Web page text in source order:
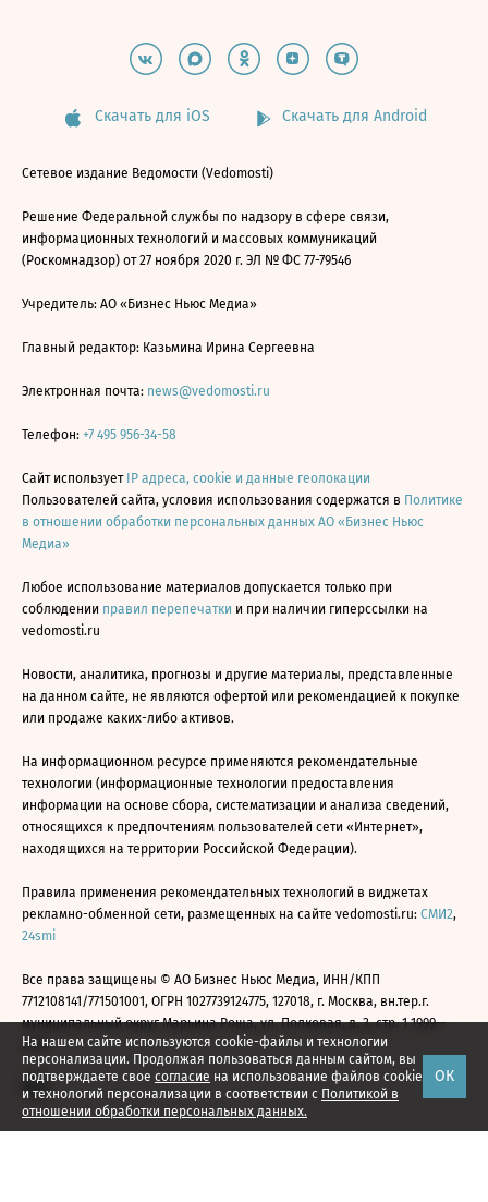
На нашем сайте используются cookie-файлы и технологии
персонализации. Продолжая пользоваться данным сайтом, вы
подтверждаете свое согласие на использование файлов cookie
и технологий персонализации в соответствии с Политикой в
отношении обработки персональных данных.
ОК
Скачать для iOS Скачать для Android
Сетевое издание Ведомости (Vedomosti)
Решение Федеральной службы по надзору в сфере связи,
информационных технологий и массовых коммуникаций
(Роскомнадзор) от 27 ноября 2020 г. ЭЛ № ФС 77-79546
Учредитель: АО «Бизнес Ньюс Медиа»
Главный редактор: Казьмина Ирина Сергеевна
Электронная почта: news@vedomosti.ru
Телефон: +7 495 956-34-58
Сайт использует IP адреса, cookie и данные геолокации
Пользователей сайта, условия использования содержатся в Политике
в отношении обработки персональных данных АО «Бизнес Ньюс
Медиа»
Любое использование материалов допускается только при
соблюдении правил перепечатки и при наличии гиперссылки на
vedomosti.ru
Новости, аналитика, прогнозы и другие материалы, представленные
на данном сайте, не являются офертой или рекомендацией к покупке
или продаже каких-либо активов.
На информационном ресурсе применяются рекомендательные
технологии (информационные технологии предоставления
информации на основе сбора, систематизации и анализа сведений,
относящихся к предпочтениям пользователей сети «Интернет»,
находящихся на территории Российской Федерации).
Правила применения рекомендательных технологий в виджетах
рекламно-обменной сети, размещенных на сайте vedomosti.ru: СМИ2,
24smi
Все права защищены © АО Бизнес Ньюс Медиа, ИНН/КПП
7712108141/771501001, ОГРН 1027739124775, 127018, г. Москва, вн.тер.г.
муниципальный округ Марьина Роща, ул. Полковая, д. 3, стр. 1 1999—
2026